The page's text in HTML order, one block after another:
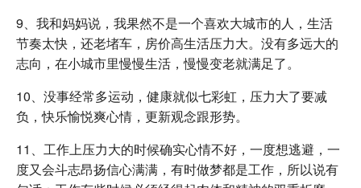
9、我和妈妈说，我果然不是一个喜欢大城市的人，生活
节奏太快，还老堵车，房价高生活压力大。没有多远大的
志向，在小城市里慢慢生活，慢慢变老就满足了。
10、没事经常多运动，健康就似七彩虹，压力大了要减
负，快乐愉悦爽心情，更新观念跟形势。
11、工作上压力大的时候确实心情不好，一度想逃避，一
度又会斗志昂扬信心满满，有时做梦都是工作，所以说有